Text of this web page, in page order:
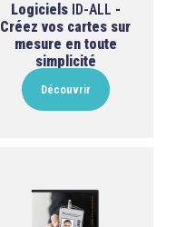
Logiciels ID-ALL -
Créez vos cartes sur
mesure en toute
simplicité
Découvrir